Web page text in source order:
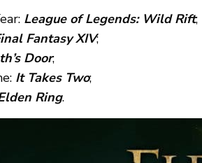
League of Legends: Wild Rift;
Fantasy XIV;
Door;
It Takes Two;
Ring.